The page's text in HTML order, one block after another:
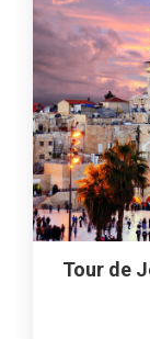
Tour de